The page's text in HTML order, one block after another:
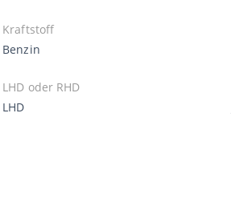
Kraftstoff
Benzin
LHD oder RHD
LHD